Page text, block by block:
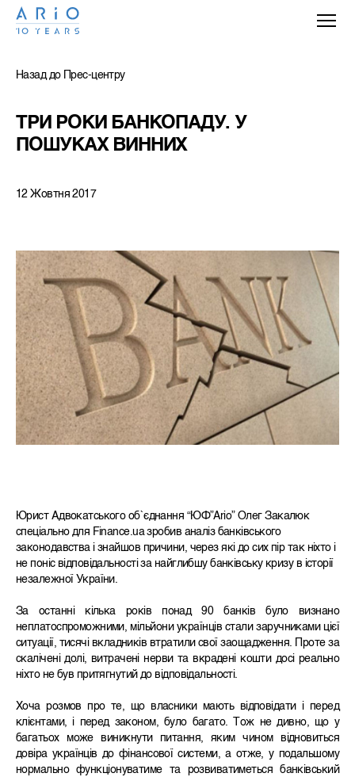
Назад до Прес-центру
ТРИ РОКИ БАНКОПАДУ. У
ПОШУКАХ ВИННИХ
12 Жовтня 2017
Юрист Адвокатського об`єднання “ЮФ”Ario” Олег Закалюк
спеціально для Finance.ua зробив аналіз банківського
законодавства і знайшов причини, через які до сих пір так ніхто і
не поніс відповідальності за найглибшу банківську кризу в історії
незалежної України.
За останні кілька років понад 90 банків було визнано
неплатоспроможними, мільйони українців стали заручниками цієї
ситуації, тисячі вкладників втратили свої заощадження. Проте за
скалічені долі, витрачені нерви та вкрадені кошти досі реально
ніхто не був притягнутий до відповідальності.
Хоча розмов про те, що власники мають відповідати і перед
клієнтами, і перед законом, було багато. Тож не дивно, що у
багатьох може виникнути питання, яким чином відновиться
довіра українців до фінансової системи, а отже, у подальшому
нормально функціонуватиме та розвиватиметься банківський